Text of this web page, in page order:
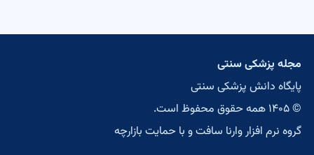
مجله پزشکی سنتی
پایگاه دانش پزشکی سنتی
© ۱۴۰۵ همه حقوق محفوظ است.
گروه نرم افزار وارنا سافتو با حمایت بازارچه